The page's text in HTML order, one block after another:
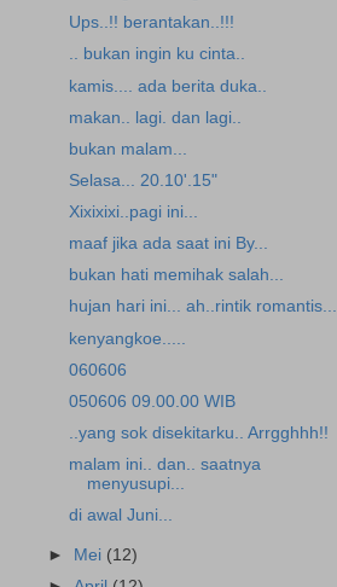
Ups..!! berantakan..!!!
.. bukan ingin ku cinta..
kamis.... ada berita duka..
makan.. lagi. dan lagi..
bukan malam...
Selasa... 20.10'.15"
Xixixixi..pagi ini...
maaf jika ada saat ini By...
bukan hati memihak salah...
hujan hari ini... ah..rintik romantis...
kenyangkoe.....
060606
050606 09.00.00 WIB
..yang sok disekitarku.. Arrgghhh!!
malam ini.. dan.. saatnya
menyusupi...
di awal Juni...
► Mei (12)